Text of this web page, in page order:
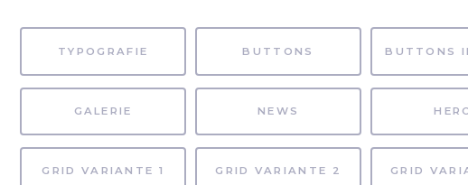
TYPOGRAFIE BUTTONS
GALERIE NEWS
GRID VARIANTE 1 GRID VARIANTE 2 GRID